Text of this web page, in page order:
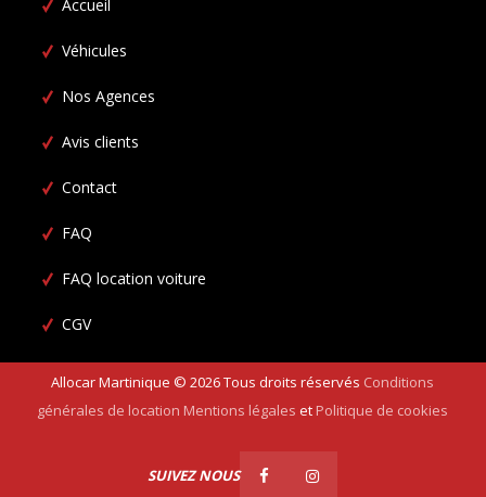
Accueil
Véhicules
Nos Agences
Avis clients
Contact
FAQ
FAQ location voiture
CGV
Allocar Martinique ©2026Tous droits réservés Conditions
générales de location Mentions légales et Politique de cookies
SUIVEZ NOUS